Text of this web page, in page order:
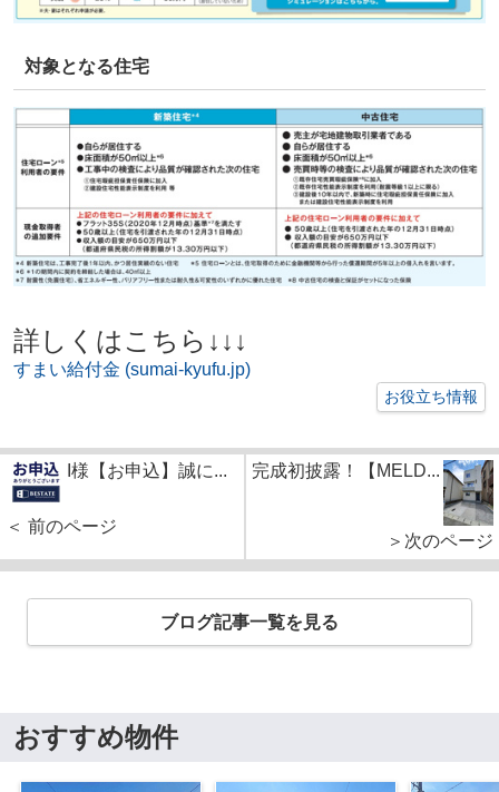
対象となる住宅
詳しくはこちら↓↓↓
すまい給付金 (sumai-kyufu.jp)
お役立ち情報
I様【お申込】誠に...
＜ 前のページ
完成初披露！【MELD...
＞次のページ
ブログ記事一覧を見る
おすすめ物件